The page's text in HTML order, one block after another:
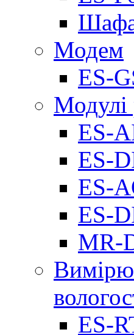
Модем
ES-
Модулі
ES-
ES-
ES-
ES-
MR-
ES-